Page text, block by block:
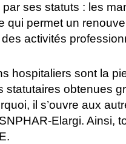
ses statuts : les
permet un
activités
hospitaliers sont la
obtenues
il s’ouvre aux
Elargi. Ainsi,